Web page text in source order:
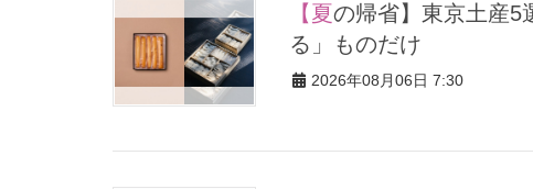
【夏の帰省】東京土産5選！現役社長秘書が選ぶ「喜んでもらえ
る」ものだけ
2026年08月06日 7:30